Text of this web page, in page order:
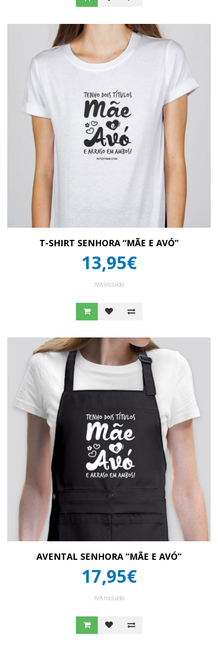
T-SHIRT SENHORA “MÃE E AVÓ”
13,95€
IVA Incluído
AVENTAL SENHORA “MÃE E AVÓ”
17,95€
IVA Incluído